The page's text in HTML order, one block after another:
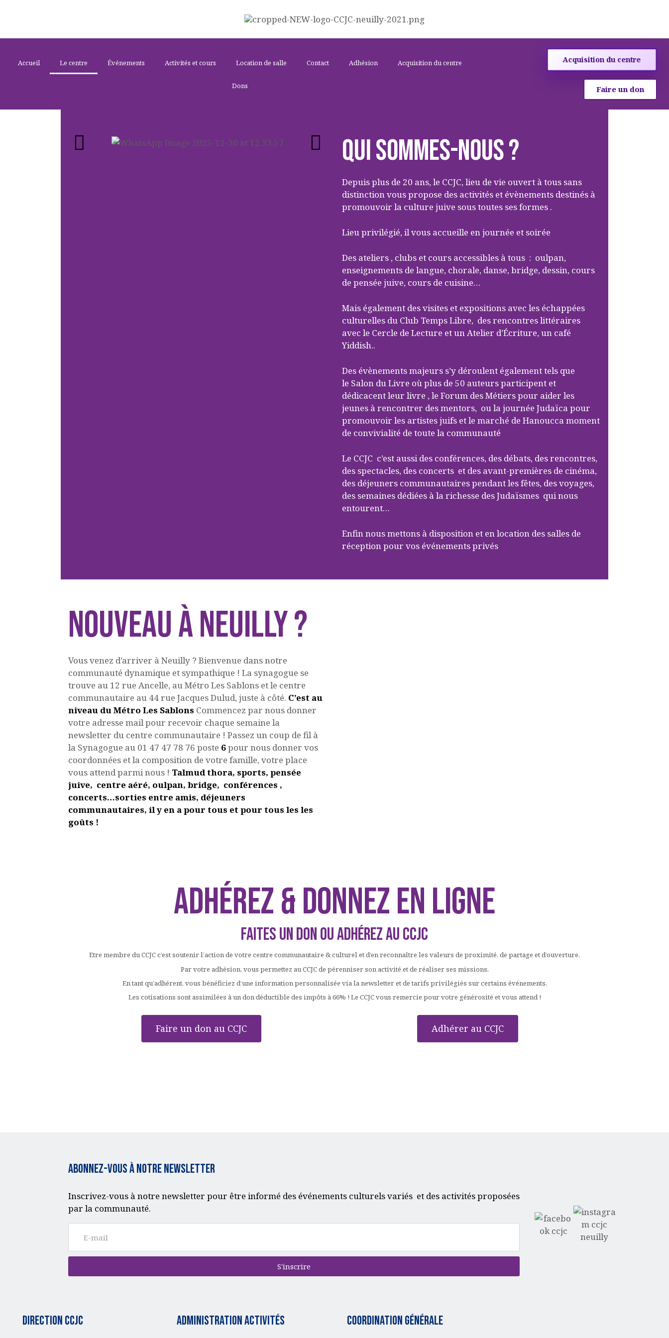
Accueil Le centre Événements Activités et cours Location de salle Contact Adhésion Acquisition du centre
Dons
Acquisition du centre
Faire un don
Centre Communautaire et culturel de Neuilly-sur-Seine
ACCUEIL
LE CENTRE
ÉVÉNEMENTS
ACTIVITÉS ET
LOCATION DE
ACQUISITION DU
Qui sommes-nous ?
Depuis plus de 20 ans, le CCJC, lieu de vie ouvert à tous sans
distinction vous propose des activités et évènements destinés à
promouvoir la culture juive sous toutes ses formes .
Lieu privilégié, il vous accueille en journée et soirée
Des ateliers , clubs et cours accessibles à tous : oulpan,
enseignements de langue, chorale, danse, bridge, dessin, cours
de pensée juive, cours de cuisine…
Mais également des visites et expositions avec les échappées
culturelles du Club Temps Libre, des rencontres littéraires
avec le Cercle de Lecture et un Atelier d’Écriture, un café
Yiddish..
Des évènements majeurs s’y déroulent également tels que
le Salon du Livre où plus de 50 auteurs participent et
dédicacent leur livre , le Forum des Métiers pour aider les
jeunes à rencontrer des mentors, ou la journée Judaïca pour
promouvoir les artistes juifs et le marché de Hanoucca moment
de convivialité de toute la communauté
Le CCJC c’est aussi des conférences, des débats, des rencontres,
des spectacles, des concerts et des avant-premières de cinéma,
des déjeuners communautaires pendant les fêtes, des voyages,
des semaines dédiées à la richesse des Judaïsmes qui nous
entourent…
Enfin nous mettons à disposition et en location des salles de
réception pour vos événements privés
Nouveau à Neuilly ?
Vous venez d’arriver à Neuilly ? Bienvenue dans notre
communauté dynamique et sympathique ! La synagogue se
trouve au 12 rue Ancelle, au Métro Les Sablons et le centre
communautaire au 44 rue Jacques Dulud, juste à côté. C’est au
niveau du Métro Les Sablons Commencez par nous donner
votre adresse mail pour recevoir chaque semaine la
newsletter du centre communautaire ! Passez un coup de fil à
la Synagogue au 01 47 47 78 76 poste 6pour nous donner vos
coordonnées et la composition de votre famille, votre place
vous attend parmi nous ! Talmud thora, sports, pensée
juive, centre aéré, oulpan, bridge, conférences ,
concerts…sorties entre amis, déjeuners
communautaires, il y en a pour tous et pour tous les les
goûts !
ADHéREZ & DONNEZ EN LIGNE
Faites un don ou adhérez au CCJC
Etre membre du CCJC c’est soutenir l’action de votre centre communautaire & culturel et d’en reconnaître les valeurs de proximité, de partage et d’ouverture.
Par votre adhésion, vous permettez au CCJC de pérenniser son activité et de réaliser ses missions.
En tant qu’adhérent, vous bénéficiez d’une information personnalisée via la newsletter et de tarifs privilégiés sur certains événements.
Les cotisations sont assimilées à un don déductible des impôts à 66% ! Le CCJC vous remercie pour votre générosité et vous attend !
Faire un don au CCJC Adhérer au CCJC
Abonnez-vous à notre Newsletter
Inscrivez-vous à notre newsletter pour être informé des événements culturels variés et des activités proposées
par la communauté.
S'inscrire
Direction CCJC administration activités Coordination générale